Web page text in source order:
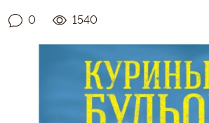
0 1540